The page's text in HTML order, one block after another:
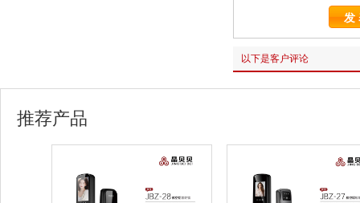
以下是客户评论
推荐产品